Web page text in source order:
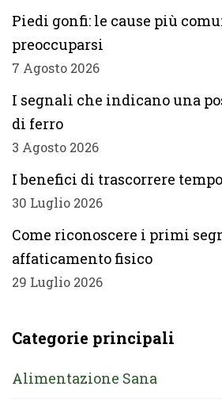
Piedi gonfi: le cause più
preoccuparsi
7 Agosto 2026
I segnali che indicano una
di ferro
3 Agosto 2026
I benefici di trascorrere
30 Luglio 2026
Come riconoscere i primi
affaticamento fisico
29 Luglio 2026
Categorie principali
Alimentazione Sana